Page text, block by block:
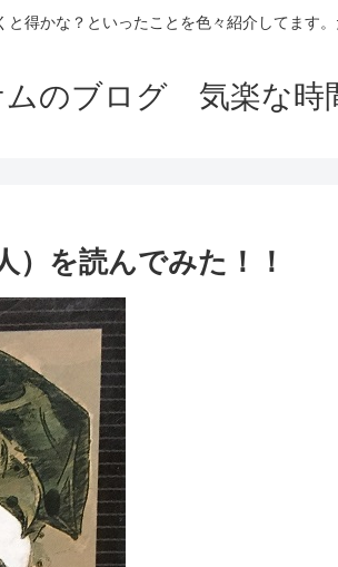
得かな？といったことを色々紹介してます
ムのブログ 気楽な時
）を読んでみた！！